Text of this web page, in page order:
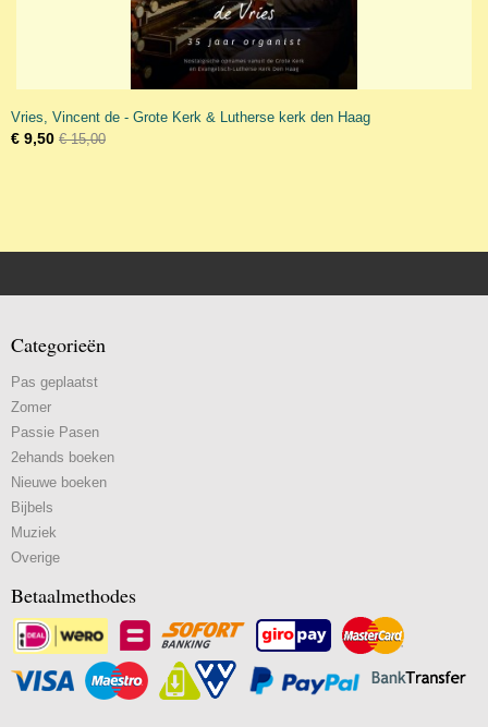
Vries, Vincent de - Grote Kerk & Lutherse kerk den Haag
€ 9,50 € 15,00
Categorieën
Pas geplaatst
Zomer
Passie Pasen
2ehands boeken
Nieuwe boeken
Bijbels
Muziek
Overige
Betaalmethodes